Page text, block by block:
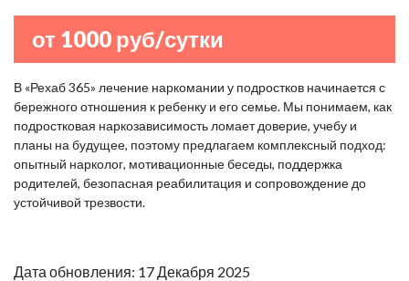
от 1000 руб/сутки
В «Рехаб 365» лечение наркомании у подростков начинается с
бережного отношения к ребенку и его семье. Мы понимаем, как
подростковая наркозависимость ломает доверие, учебу и
планы на будущее, поэтому предлагаем комплексный подход:
опытный нарколог, мотивационные беседы, поддержка
родителей, безопасная реабилитация и сопровождение до
устойчивой трезвости.
Дата обновления: 17 Декабря 2025